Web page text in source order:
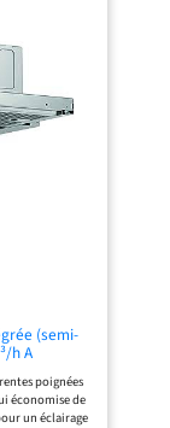
(semi-
h A
poignées
économise de
un éclairage